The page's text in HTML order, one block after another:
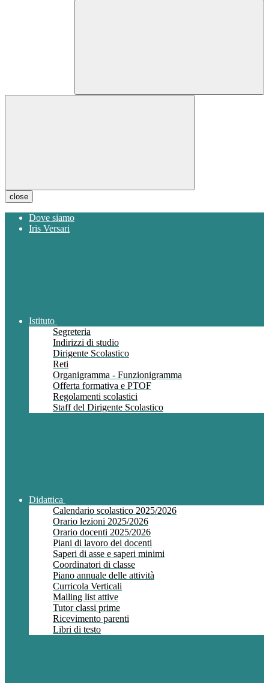
close
Dove siamo
Iris Versari
Istituto
Segreteria
Indirizzi di studio
Dirigente Scolastico
Reti
Organigramma - Funzionigramma
Offerta formativa e PTOF
Regolamenti scolastici
Staff del Dirigente Scolastico
Didattica
Calendario scolastico 2025/2026
Orario lezioni 2025/2026
Orario docenti 2025/2026
Piani di lavoro dei docenti
Saperi di asse e saperi minimi
Coordinatori di classe
Piano annuale delle attività
Curricola Verticali
Mailing list attive
Tutor classi prime
Ricevimento parenti
Libri di testo